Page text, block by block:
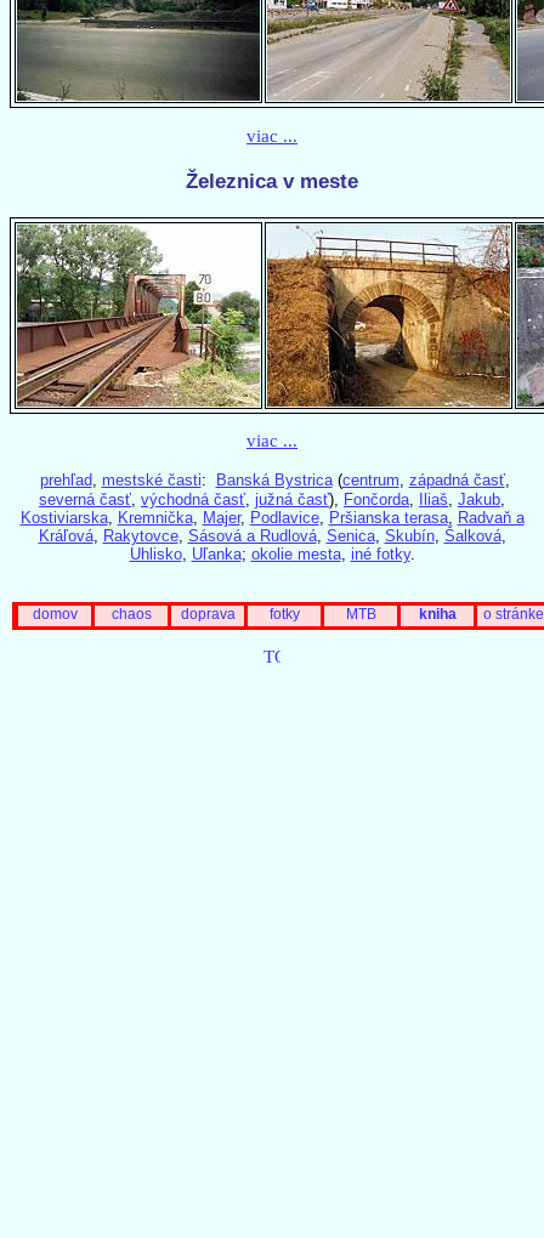
viac ...
Železnica v meste
viac ...
prehľad mestské časti: Banská Bystrica(centrum západná časť,
severná časť východná časť južná časť), Fončorda Iliaš Jakub
Kostiviarska, Kremnička, Majer, Podlavice, Pršianska terasa,
Radvaň a
Kráľová, Rakytovce, Sásová a Rudlová, Senica, Skubín, Šalková,
Uhlisko, Uľanka; okolie mesta, iné fotky.
domov chaos doprava fotky MTB kniha o stránke